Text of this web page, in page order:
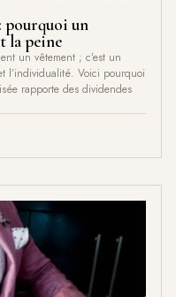
pourquoi un
la peine
un vêtement ; c’est un
l’individualité. Voici pourquoi
rapporte des dividendes